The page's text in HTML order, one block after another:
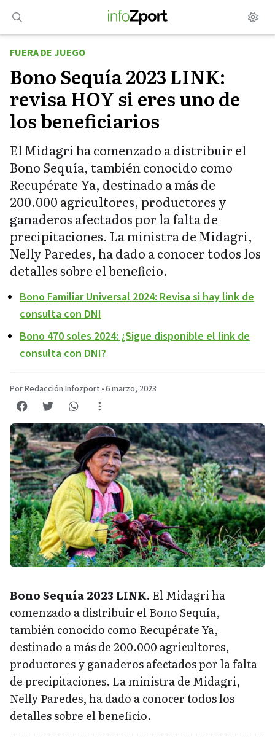
contenido
FUERA DE JUEGO
Bono Sequía 2023 LINK:
revisa HOY si eres uno de
los beneficiarios
El Midagri ha comenzado a distribuir el
Bono Sequía, también conocido como
Recupérate Ya, destinado a más de
200.000 agricultores, productores y
ganaderos afectados por la falta de
precipitaciones. La ministra de Midagri,
Nelly Paredes, ha dado a conocer todos los
detalles sobre el beneficio.
Bono Familiar Universal 2024: Revisa si hay link de
consulta con DNI
Bono 470 soles 2024: ¿Sigue disponible el link de
consulta con DNI?
Por Redacción Infozport •6 marzo, 2023
Bono Sequía 2023 LINK. El Midagri ha
comenzado a distribuir el Bono Sequía,
también conocido como Recupérate Ya,
destinado a más de 200.000 agricultores,
productores y ganaderos afectados por la falta
de precipitaciones. La ministra de Midagri,
Nelly Paredes, ha dado a conocer todos los
detalles sobre el beneficio.